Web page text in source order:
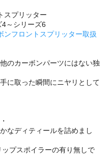
プリッター
～シリーズ6
ンフロントスプリッター取扱
のカーボンパーツにはない独
に取った瞬間にニヤリとして
なディティールを詰めまし
プスポイラーの有り無しで